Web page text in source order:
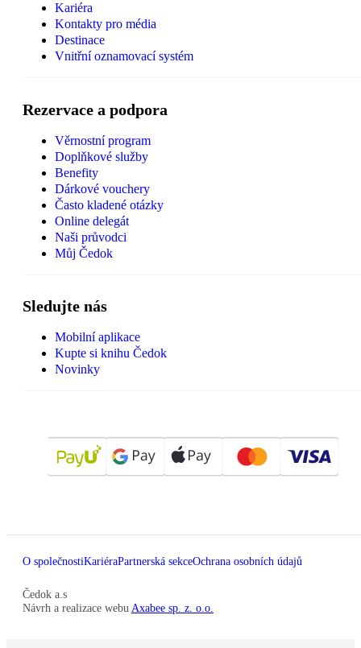
Kariéra
Kontakty pro média
Destinace
Vnitřní oznamovací systém
Rezervace a podpora
Věrnostní program
Doplňkové služby
Benefity
Dárkové vouchery
Často kladené otázky
Online delegát
Naši průvodci
Můj Čedok
Sledujte nás
Mobilní aplikace
Kupte si knihu Čedok
Novinky
O společnostiKariéraPartnerská sekceOchrana osobních údajů
Čedok a.s
Návrh a realizace webu Axabee sp. z. o.o.